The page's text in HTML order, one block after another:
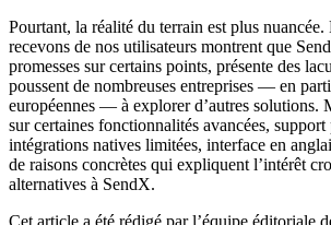
Pourtant, la réalité du terrain est plus nuancée.
recevons de nos utilisateurs montrent que
promesses sur certains points, présente des
poussent de nombreuses entreprises — en
européennes — à explorer d’autres solutions.
sur certaines fonctionnalités avancées,
intégrations natives limitées, interface en
de raisons concrètes qui expliquent l’intérêt
alternatives à SendX.
Cet article a été rédigé par l’équipe éditoriale